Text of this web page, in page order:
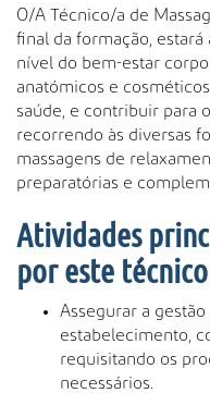
d
a
…
O/A Técnico/a de
final da formação,
nível do bem-estar
anatómicos e
saúde, e contribuir para
recorrendo às diversas
massagens de
preparatórias e
Atividades
por este técnico
Assegurar a
estabelecimento,
requisitando os
necessários.